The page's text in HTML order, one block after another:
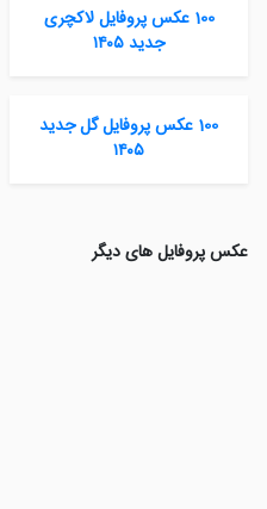
100 عکس پروفایل لاکچری
جدید ۱۴۰۵
100 عکس پروفایل گل جدید
۱۴۰۵
عکس پروفایل های دیگر